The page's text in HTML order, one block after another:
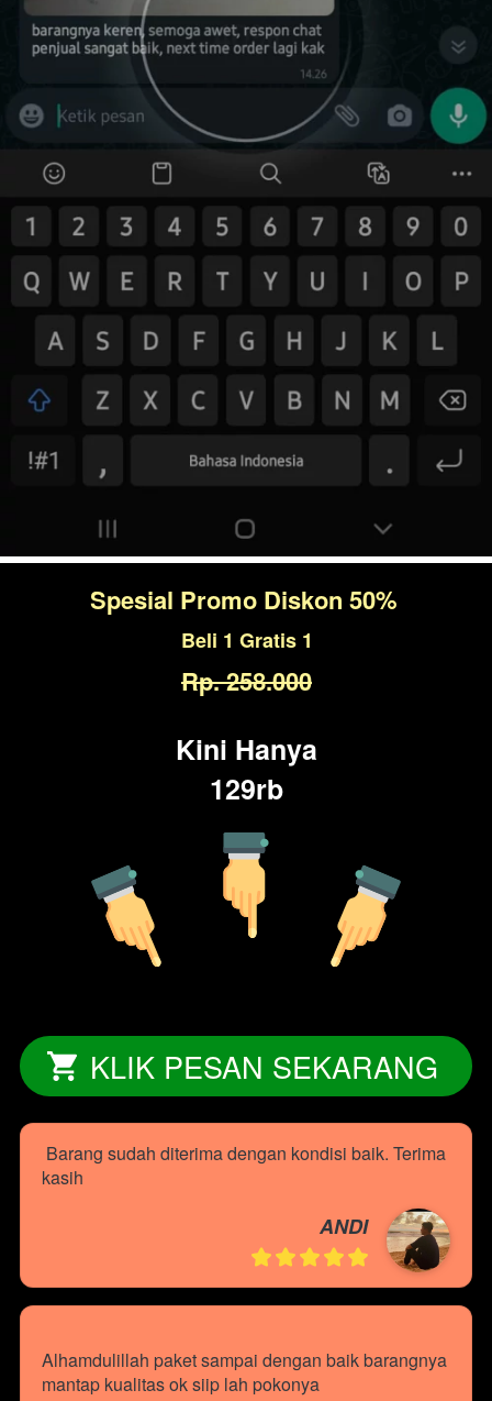
Spesial Promo Diskon 50%
Beli 1 Gratis 1
Rp. 258.000
Kini Hanya
129rb
` KLIK PESAN SEKARANG
Barang sudah diterima dengan kondisi baik. Terima
kasih
ANDI
Alhamdulillah paket sampai dengan baik barangnya
mantap kualitas ok siip lah pokonya